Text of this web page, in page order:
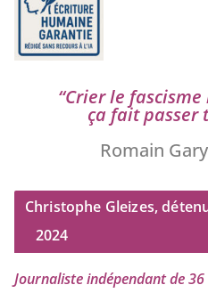
“Crier le fas­cisme
ça fait pas­ser
Romain
Christophe Gleizes,
2024
Journaliste indé­pen­dant de36